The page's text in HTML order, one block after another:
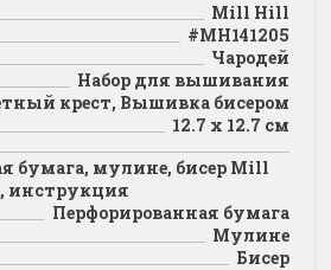
Mill Hill
#MH141205
Чародей
Набор для вышивания
крест, Вышивка бисером
12.7 x 12.7 см
бумага, мулине, бисер Mill
инструкция
Перфорированная бумага
Мулине
Бисер